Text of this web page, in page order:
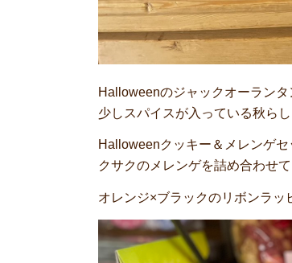
Halloweenのジャックオーラン
少しスパイスが入っている秋らし
Halloweenクッキー＆メレンゲ
クサクのメレンゲを詰め合わせて
オレンジ×ブラックのリボンラッ